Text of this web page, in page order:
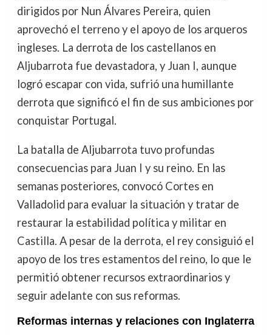
dirigidos por Nun Álvares Pereira, quien
aprovechó el terreno y el apoyo de los arqueros
ingleses. La derrota de los castellanos en
Aljubarrota fue devastadora, y Juan I, aunque
logró escapar con vida, sufrió una humillante
derrota que significó el fin de sus ambiciones por
conquistar Portugal.
La batalla de Aljubarrota tuvo profundas
consecuencias para Juan I y su reino. En las
semanas posteriores, convocó Cortes en
Valladolid para evaluar la situación y tratar de
restaurar la estabilidad política y militar en
Castilla. A pesar de la derrota, el rey consiguió el
apoyo de los tres estamentos del reino, lo que le
permitió obtener recursos extraordinarios y
seguir adelante con sus reformas.
Reformas internas y relaciones con Inglaterra